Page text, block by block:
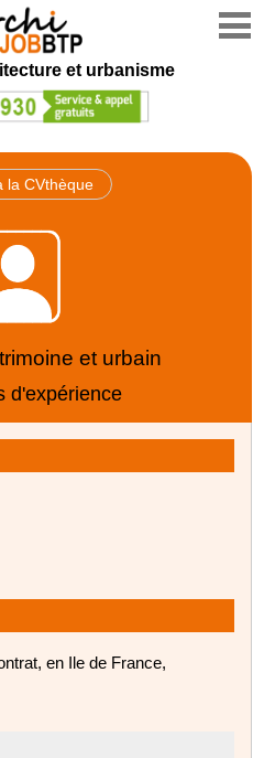
et urbanisme
la CVthèque
et urbain
d'expérience
en Ile de France,